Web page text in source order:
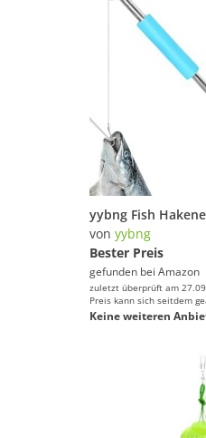
von yybng
Bester Preis
gefunden bei Amazon
zuletzt überprüft am
Preis kann sich seitdem
Keine weiteren